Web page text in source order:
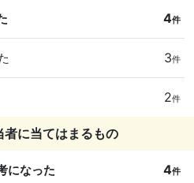
4件
3件
2件
者に当てはまるもの
になった 4件